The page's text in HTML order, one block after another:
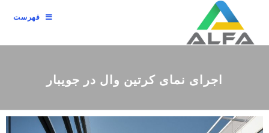
فهرست
اجرای نمای کرتین وال در جویبار